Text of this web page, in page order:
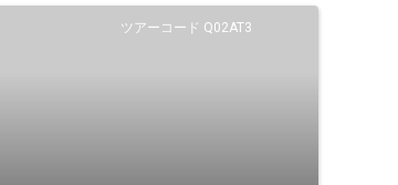
ツアーコード Q02AT3